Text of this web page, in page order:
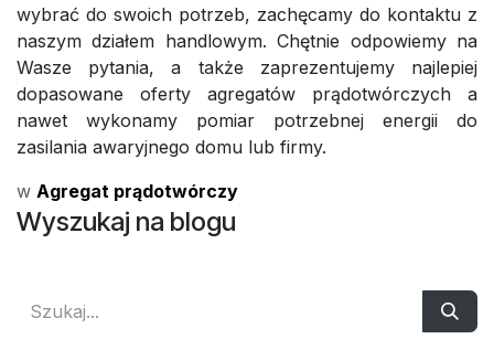
wybrać do swoich potrzeb, zachęcamy do kontaktu z
naszym działem handlowym. Chętnie odpowiemy na
Wasze pytania, a także zaprezentujemy najlepiej
dopasowane oferty agregatów prądotwórczych a
nawet wykonamy pomiar potrzebnej energii do
zasilania awaryjnego domu lub firmy.
w Agregat prądotwórczy
Wyszukaj na blogu